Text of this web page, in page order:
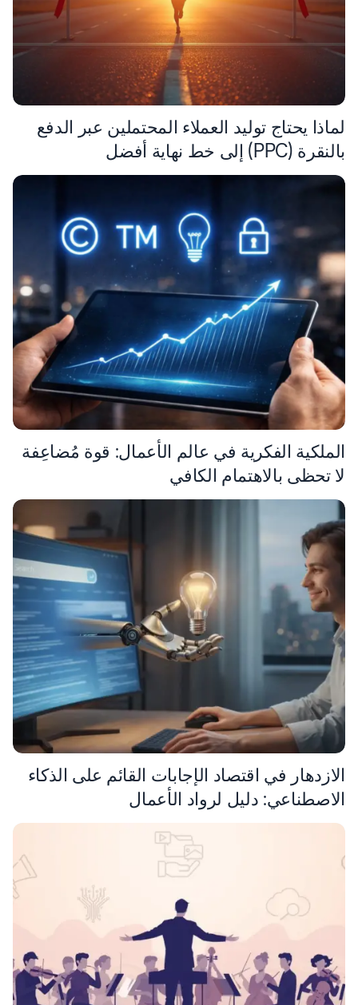
لماذا يحتاج توليد العملاء المحتملين عبر الدفع
بالنقرة (PPC) إلى خط نهاية أفضل
الملكية الفكرية في عالم الأعمال: قوة مُضاعِفة
لا تحظى بالاهتمام الكافي
الازدهار في اقتصاد الإجابات القائم على الذكاء
الاصطناعي: دليل لرواد الأعمال